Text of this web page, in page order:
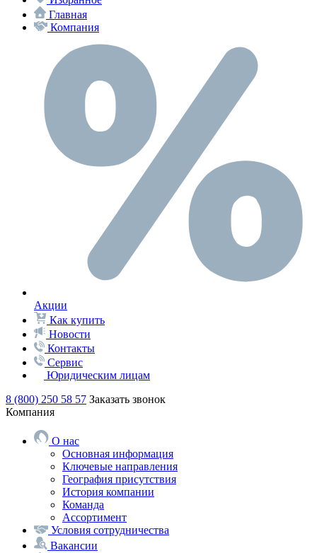
Главная
Компания
Акции
Как купить
Новости
Контакты
Сервис
Юридическим лицам
8 (800) 250 58 57 Заказать звонок
Компания
О нас
Основная информация
Ключевые направления
География присутствия
История компании
Команда
Ассортимент
Условия сотрудничества
Вакансии